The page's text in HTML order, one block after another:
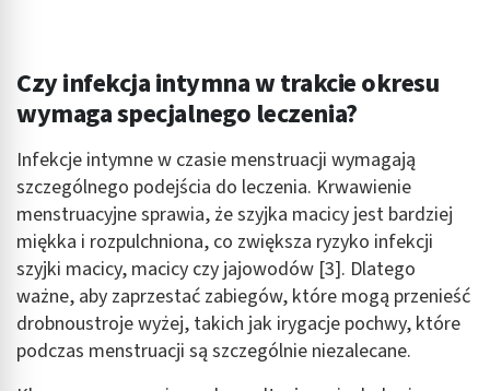
Czy infekcja intymna w trakcie okresu
wymaga specjalnego leczenia?
Infekcje intymne w czasie menstruacji wymagają
szczególnego podejścia do leczenia. Krwawienie
menstruacyjne sprawia, że szyjka macicy jest bardziej
miękka i rozpulchniona, co zwiększa ryzyko infekcji
szyjki macicy, macicy czy jajowodów [3]. Dlatego
ważne, aby zaprzestać zabiegów, które mogą przenieść
drobnoustroje wyżej, takich jak irygacje pochwy, które
podczas menstruacji są szczególnie niezalecane.